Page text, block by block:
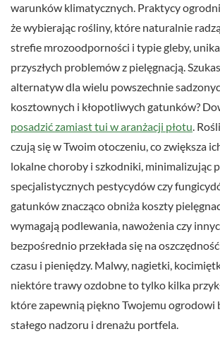
warunków klimatycznych. Praktycy
że wybierając rośliny, które naturalnie
strefie mrozoodporności i typie gleby,
przyszłych problemów z pielęgnacją.
alternatyw dla wielu powszechnie
kosztownych i kłopotliwych gatunków?
posadzić zamiast tui w aranżacji płotu .
czują się w Twoim otoczeniu, co zwiększa
lokalne choroby i szkodniki, minimalizując
specjalistycznych pestycydów czy
gatunków znacząco obniża koszty
wymagają podlewania, nawożenia czy
bezpośrednio przekłada się na
czasu i pieniędzy. Malwy, nagietki,
niektóre trawy ozdobne to tylko kilka
które zapewnią piękno Twojemu ogrodowi
stałego nadzoru i drenażu portfela.